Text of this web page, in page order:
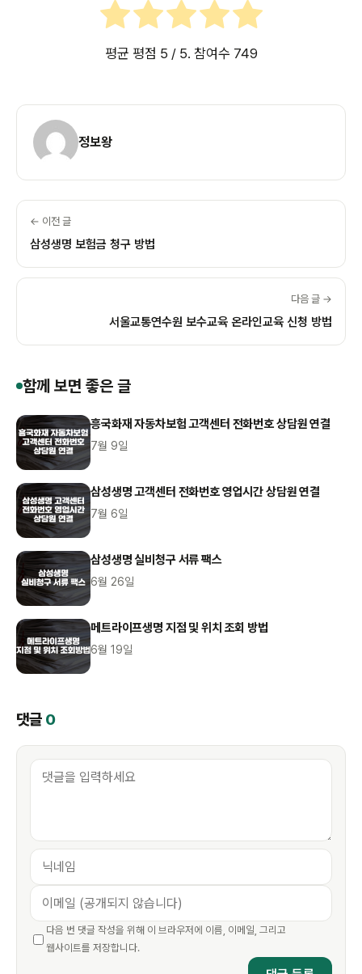
평균 평점 5 / 5. 참여수 749
정보왕
← 이전 글
삼성생명 보험금 청구 방법
다음 글 →
서울교통연수원 보수교육 온라인교육 신청 방법
함께 보면 좋은 글
흥국화재 자동차보험 고객센터 전화번호 상담원 연결
7월 9일
삼성생명 고객센터 전화번호 영업시간 상담원 연결
7월 6일
삼성생명 실비청구 서류 팩스
6월 26일
메트라이프생명 지점 및 위치 조회 방법
6월 19일
댓글 0
다음 번 댓글 작성을 위해 이 브라우저에 이름, 이메일, 그리고
웹사이트를 저장합니다.